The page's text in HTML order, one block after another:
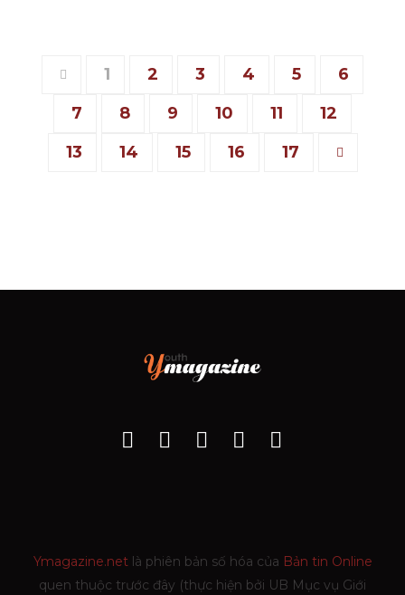
1 2 3 4 5
6
7
8 9 10 11
12
13
14 15 16 17
Ymagazine.netlà phiên bản số hóa của Bản tin Online
quen thuộc trước đây (thực hiện bởi UB Mục vụ Giới